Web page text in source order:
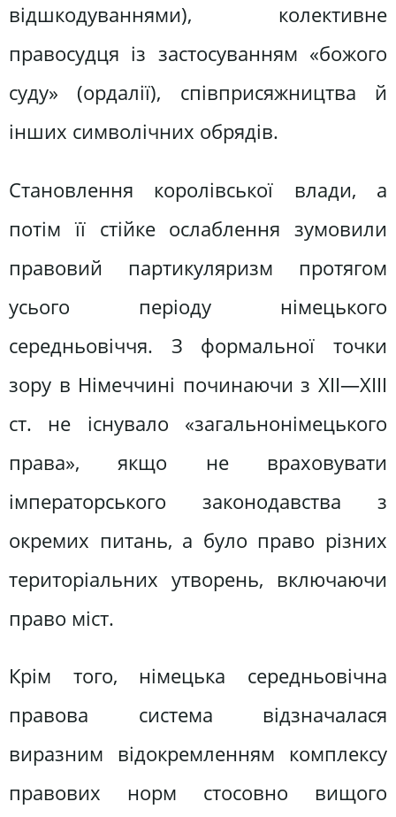
відшкодуваннями), колективне
правосудця із застосуванням «божого
суду» (ордалії), співприсяжництва й
інших символічних обрядів.
Становлення королівської влади, а
потім її стійке ослаблення зумовили
правовий партикуляризм протягом
усього періоду німецького
середньовіччя. З формальної точки
зору в Німеччині починаючи з XII—XIII
ст. не існувало «загальнонімецького
права», якщо не враховувати
імператорського законодавства з
окремих питань, а було право різних
територіальних утворень, включаючи
право міст.
Крім того, німецька середньовічна
правова система відзначалася
виразним відокремленням комплексу
правових норм стосовно вищого